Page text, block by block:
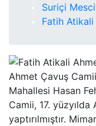
Suriçi
Fatih
Ahmet Çavuş
Mahallesi Hasan
Camii, 17.
yaptırılmıştır.